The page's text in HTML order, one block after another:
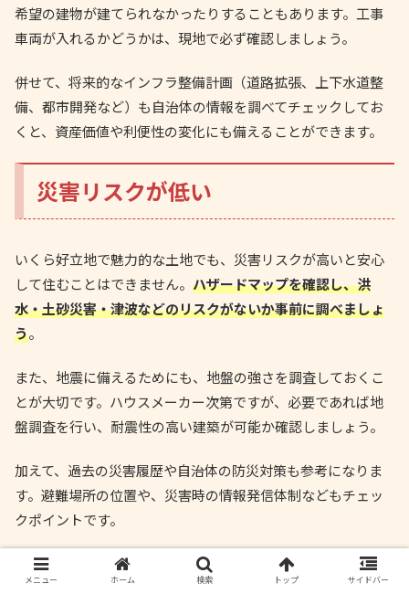
希望の建物が建てられなかったりすることもあります。工事
車両が入れるかどうかは、現地で必ず確認しましょう。
併せて、将来的なインフラ整備計画（道路拡張、上下水道整
備、都市開発など）も自治体の情報を調べてチェックしてお
くと、資産価値や利便性の変化にも備えることができます。
災害リスクが低い
いくら好立地で魅力的な土地でも、災害リスクが高いと安心
して住むことはできません。 ハザードマップを確認し、洪
水・土砂災害・津波などのリスクがないか事前に調べましょ
う。
また、地震に備えるためにも、地盤の強さを調査しておくこ
とが大切です。ハウスメーカー次第ですが、必要であれば地
盤調査を行い、耐震性の高い建築が可能か確認しましょう。
加えて、過去の災害履歴や自治体の防災対策も参考になりま
す。避難場所の位置や、災害時の情報発信体制などもチェッ
クポイントです。
土地探しが上手くいかない
メニュー ホーム 検索 トップ サイドバー